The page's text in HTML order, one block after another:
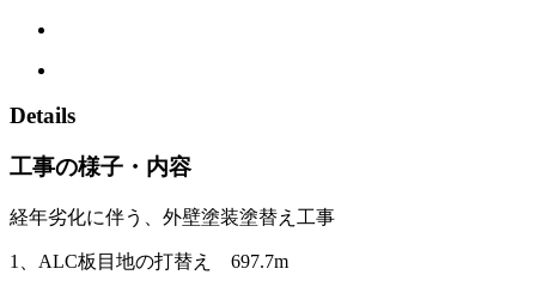
Details
工事の様子・内容
経年劣化に伴う、外壁塗装塗替え工事
1、ALC板目地の打替え 697.7m